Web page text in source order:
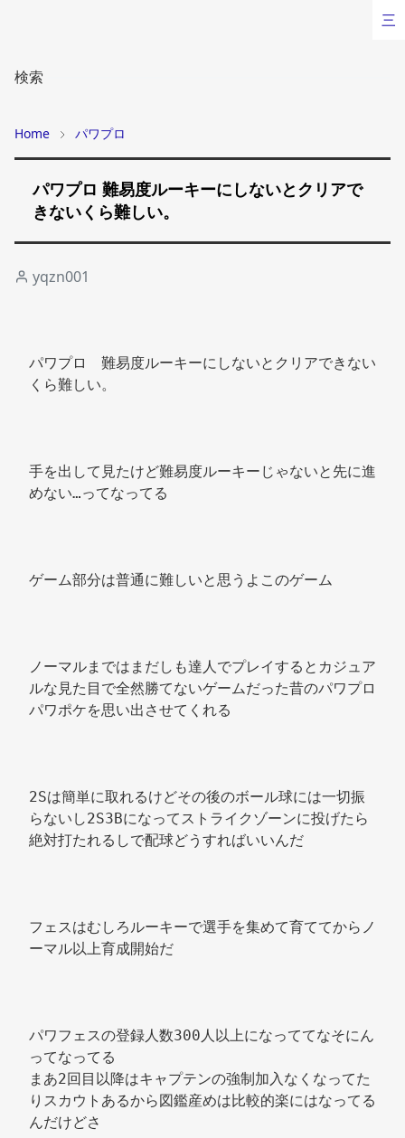
検索
Home パワプロ
パワプロ 難易度ルーキーにしないとクリアで
きないくら難しい。
yqzn001
パワプロ　難易度ルーキーにしないとクリアできない
くら難しい。
手を出して見たけど難易度ルーキーじゃないと先に進
めない…ってなってる
ゲーム部分は普通に難しいと思うよこのゲーム
ノーマルまではまだしも達人でプレイするとカジュア
ルな見た目で全然勝てないゲームだった昔のパワプロ
パワポケを思い出させてくれる
2Sは簡単に取れるけどその後のボール球には一切振
らないし2S3Bになってストライクゾーンに投げたら
絶対打たれるしで配球どうすればいいんだ
フェスはむしろルーキーで選手を集めて育ててからノ
ーマル以上育成開始だ
パワフェスの登録人数300人以上になっててなそにん
ってなってる
まあ2回目以降はキャプテンの強制加入なくなってた
りスカウトあるから図鑑産めは比較的楽にはなってる
んだけどさ
三